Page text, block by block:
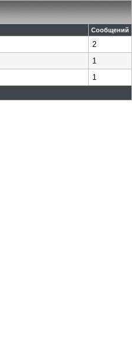
Сообщений
2
1
1